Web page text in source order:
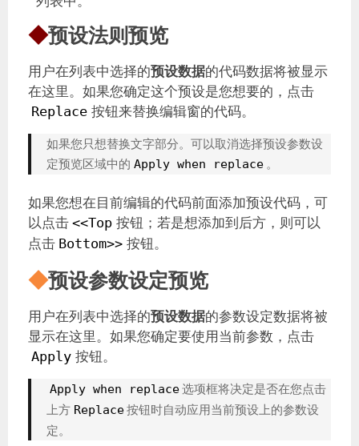
◆预设法则预览
用户在列表中选择的预设数据的代码数据将被显示
在这里。如果您确定这个预设是您想要的，点击
Replace 按钮来替换编辑窗的代码。
如果您只想替换文字部分。可以取消选择预设参数设
定预览区域中的 Apply when replace 。
如果您想在目前编辑的代码前面添加预设代码，可
以点击 <<Top 按钮；若是想添加到后方，则可以
点击 Bottom>> 按钮。
◆预设参数设定预览
用户在列表中选择的预设数据的参数设定数据将被
显示在这里。如果您确定要使用当前参数，点击
Apply 按钮。
Apply when replace 选项框将决定是否在您点击
上方 Replace 按钮时自动应用当前预设上的参数设
定。